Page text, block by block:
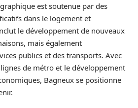
est soutenue par des
dans le logement et
le développement de nouveaux
mais également
publics et des transports. Avec
de métro et le développement
Bagneux se positionne